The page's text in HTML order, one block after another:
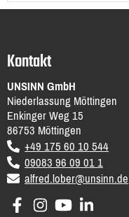
Kontakt
UNSINN GmbH
Niederlassung Möttingen
Enkinger Weg 15
86753Möttingen
DE +49 175 60 10 544
09083 96 09 01 1
email
alfred.lober@unsinn.de